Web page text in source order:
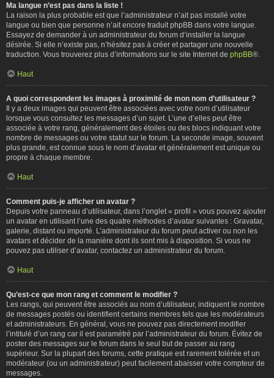
Ma langue n’est pas dans la liste !
La raison la plus probable est que l’administrateur n’ait pas installé votre
langue ou bien que personne n’ait encore traduit phpBB dans votre langue.
Essayez de demander à un administrateur du forum d’installer la langue
désirée. Si elle n’existe pas, n’hésitez pas à créer et partager une nouvelle
traduction. Vous trouverez plus d’informations sur le site Internet de phpBB®.
Haut
A quoi correspondent les images à proximité de mon nom d’utilisateur ?
Il y a deux images qui peuvent être associées avec votre nom d’utilisateur
lorsque vous consultez les messages d’un sujet. L’une d’elles peut être
associée à votre rang, généralement des étoiles ou des blocs indiquant votre
nombre de messages ou votre statut sur le forum. La seconde image, souvent
plus grande, est connue sous le nom d’avatar et généralement est unique ou
propre à chaque membre.
Haut
Comment puis-je afficher un avatar ?
Depuis votre panneau d’utilisateur, dans l’onglet « profil » vous pouvez ajouter
un avatar en utilisant l’une des quatre méthodes d’avatar suivantes : Gravatar,
galerie, distant ou importé. L’administrateur du forum peut activer ou non les
avatars et décider de la manière dont ils sont mis à disposition. Si vous ne
pouvez pas utiliser d’avatar, contactez un administrateur du forum.
Haut
Qu’est-ce que mon rang et comment le modifier ?
Les rangs, qui peuvent être associés au nom d’utilisateur, indiquent le nombre
de messages postés ou identifient certains membres tels que les modérateurs
et administrateurs. En général, vous ne pouvez pas directement modifier
l’intitulé d’un rang car il est paramétré par l’administrateur du forum. Évitez de
poster des messages sur le forum dans le seul but de passer au rang
supérieur. Sur la plupart des forums, cette pratique est rarement tolérée et un
modérateur (ou un administrateur) peut facilement abaisser votre compteur de
messages.